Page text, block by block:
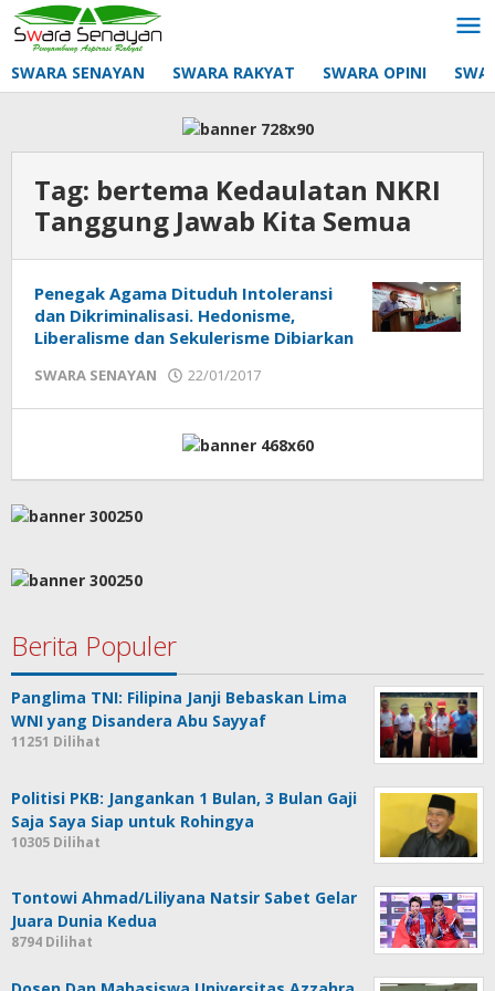
Lewati
ke
konten
SWARA SENAYAN SWARA RAKYAT SWARA OPINI
Tag: bertema Kedaulatan NKRI
Tanggung Jawab Kita Semua
Penegak Agama Dituduh Intoleransi
dan Dikriminalisasi. Hedonisme,
Liberalisme dan Sekulerisme Dibiarkan
SWARA SENAYAN 22/01/2017
Berita Populer
Panglima TNI: Filipina Janji Bebaskan Lima
WNI yang Disandera Abu Sayyaf
11251 Dilihat
Politisi PKB: Jangankan 1 Bulan, 3 Bulan Gaji
Saja Saya Siap untuk Rohingya
10305 Dilihat
Tontowi Ahmad/Liliyana Natsir Sabet Gelar
Juara Dunia Kedua
8794 Dilihat